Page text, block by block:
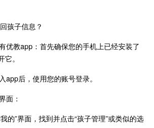
孩子信息？
优教app：首先确保您的手机上已经安装了
。
app后，使用您的账号登录。
面：
的”界面，找到并点击“孩子管理”或类似的选